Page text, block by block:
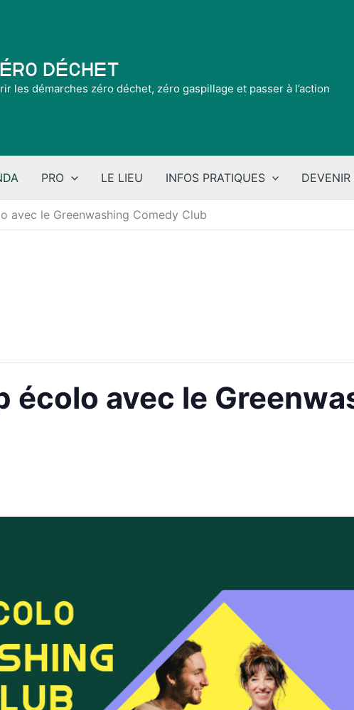
Déchet
les démarches zéro déchet, zéro gaspillage et passer à l’action
PRO LE LIEU INFOS PRATIQUES DEVENIR
avec le Greenwashing Comedy Club
écolo avec le